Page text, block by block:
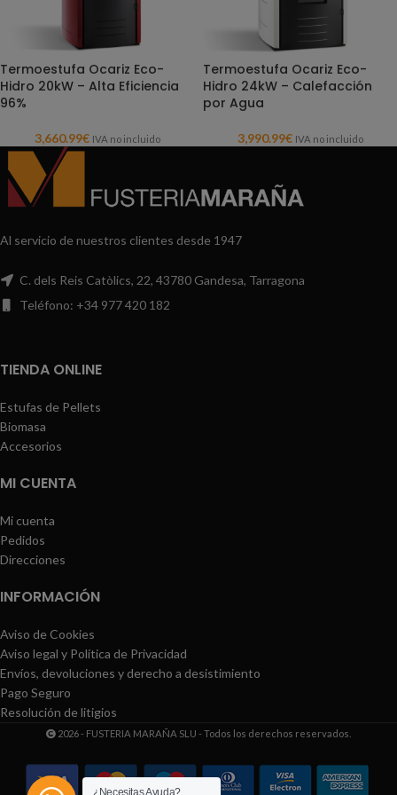
Termoestufa Ocariz Eco-
Hidro 20kW – Alta Eficiencia
96%
3,660.99€ IVA no incluido
Termoestufa Ocariz Eco-
Hidro 24kW – Calefacción
por Agua
3,990.99€ IVA no incluido
Al servicio de nuestros clientes desde 1947
C. dels Reis Catòlics, 22, 43780 Gandesa, Tarragona
Teléfono: +34 977 420 182
TIENDA ONLINE
Estufas de Pellets
Biomasa
Accesorios
MI CUENTA
Mi cuenta
Pedidos
Direcciones
INFORMACIÓN
Aviso de Cookies
Aviso legal y Política de Privacidad
Envíos, devoluciones y derecho a desistimiento
Pago Seguro
Resolución de litigios
2026 - FUSTERIA MARAÑA SLU - Todos los derechos reservados.
¿Necesitas Ayuda?